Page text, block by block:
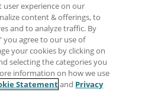
user experience on our
content & offerings, to
and to analyze traffic. By
you agree to our use of
your cookies by clicking on
selecting the categories you
information on how we use
Statementand Privacy